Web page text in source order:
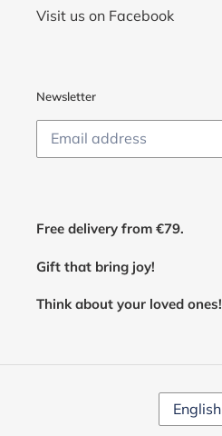
Visit us on Facebook
Newsletter
Free delivery from €79.
Gift that bring joy!
Think about your loved ones!
L
English